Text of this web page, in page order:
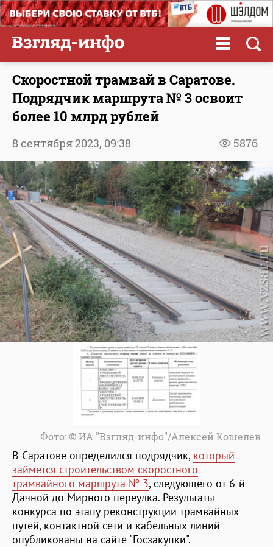
Скоростной трамвай в Саратове.
Подрядчик маршрута № 3 освоит
более 10 млрд рублей
5876
8 сентября 2023, 09:38
Фото: © ИА "Взгляд-инфо"/Алексей Кошелев
В Саратове определился подрядчик, который
займется строительством скоростного
трамвайного маршрута № 3, следующего от 6-й
Дачной до Мирного переулка. Результаты
конкурса по этапу реконструкции трамвайных
путей, контактной сети и кабельных линий
опубликованы на сайте "Госзакупки".